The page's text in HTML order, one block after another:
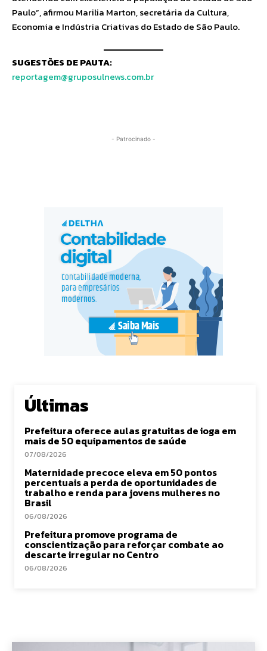
Paulo”, afirmou Marilia Marton, secretária da Cultura,
Economia e Indústria Criativas do Estado de São Paulo.
SUGESTÕES DE PAUTA:
reportagem@gruposulnews.com.br
- Patrocinado -
Últimas
Prefeitura oferece aulas gratuitas de ioga em
mais de 50 equipamentos de saúde
07/08/2026
Maternidade precoce eleva em 50 pontos
percentuais a perda de oportunidades de
trabalho e renda para jovens mulheres no
Brasil
06/08/2026
Prefeitura promove programa de
conscientização para reforçar combate ao
descarte irregular no Centro
06/08/2026